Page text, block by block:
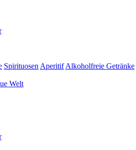
Spirituosen Aperitif Alkoholfreie Getränke
Welt